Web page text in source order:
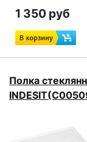
1 350 руб
Полка